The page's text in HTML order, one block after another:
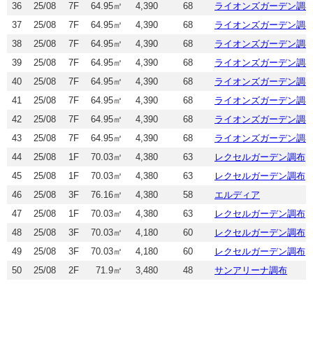
36 25/08 7F 64.95㎡ 4,390 68 ライオンズガーデン調
37 25/08 7F 64.95㎡ 4,390 68 ライオンズガーデン調
38 25/08 7F 64.95㎡ 4,390 68 ライオンズガーデン調
39 25/08 7F 64.95㎡ 4,390 68 ライオンズガーデン調
40 25/08 7F 64.95㎡ 4,390 68 ライオンズガーデン調
41 25/08 7F 64.95㎡ 4,390 68 ライオンズガーデン調
42 25/08 7F 64.95㎡ 4,390 68 ライオンズガーデン調
43 25/08 7F 64.95㎡ 4,390 68 ライオンズガーデン調
44 25/08 1F 70.03㎡ 4,380 63 レクセルガーデン調布
45 25/08 1F 70.03㎡ 4,380 63 レクセルガーデン調布
46 25/08 3F 76.16㎡ 4,380 58 エルディア
47 25/08 1F 70.03㎡ 4,380 63 レクセルガーデン調布
48 25/08 3F 70.03㎡ 4,180 60 レクセルガーデン調布
49 25/08 3F 70.03㎡ 4,180 60 レクセルガーデン調布
50 25/08 2F 71.9㎡ 3,480 48 サンアリーナ調布